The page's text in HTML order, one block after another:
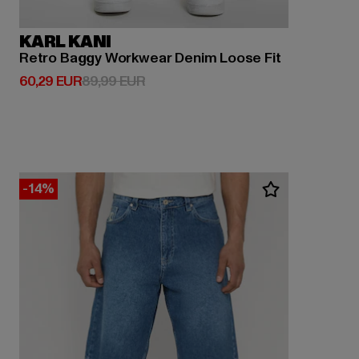
KARL KANI
Retro Baggy Workwear Denim Loose Fit
60,29 EUR
Derzeitiger Preis: 60,29 EUR
89,99 EURAktionspreis: 89,99 EUR
-14%